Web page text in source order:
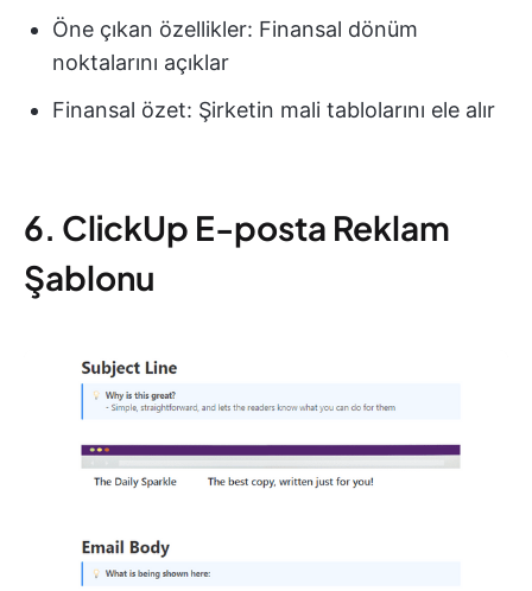
Öne çıkan özellikler: Finansal dönüm
noktalarını açıklar
Finansal özet: Şirketin mali tablolarını ele alır
6. ClickUp E-posta Reklam
Şablonu